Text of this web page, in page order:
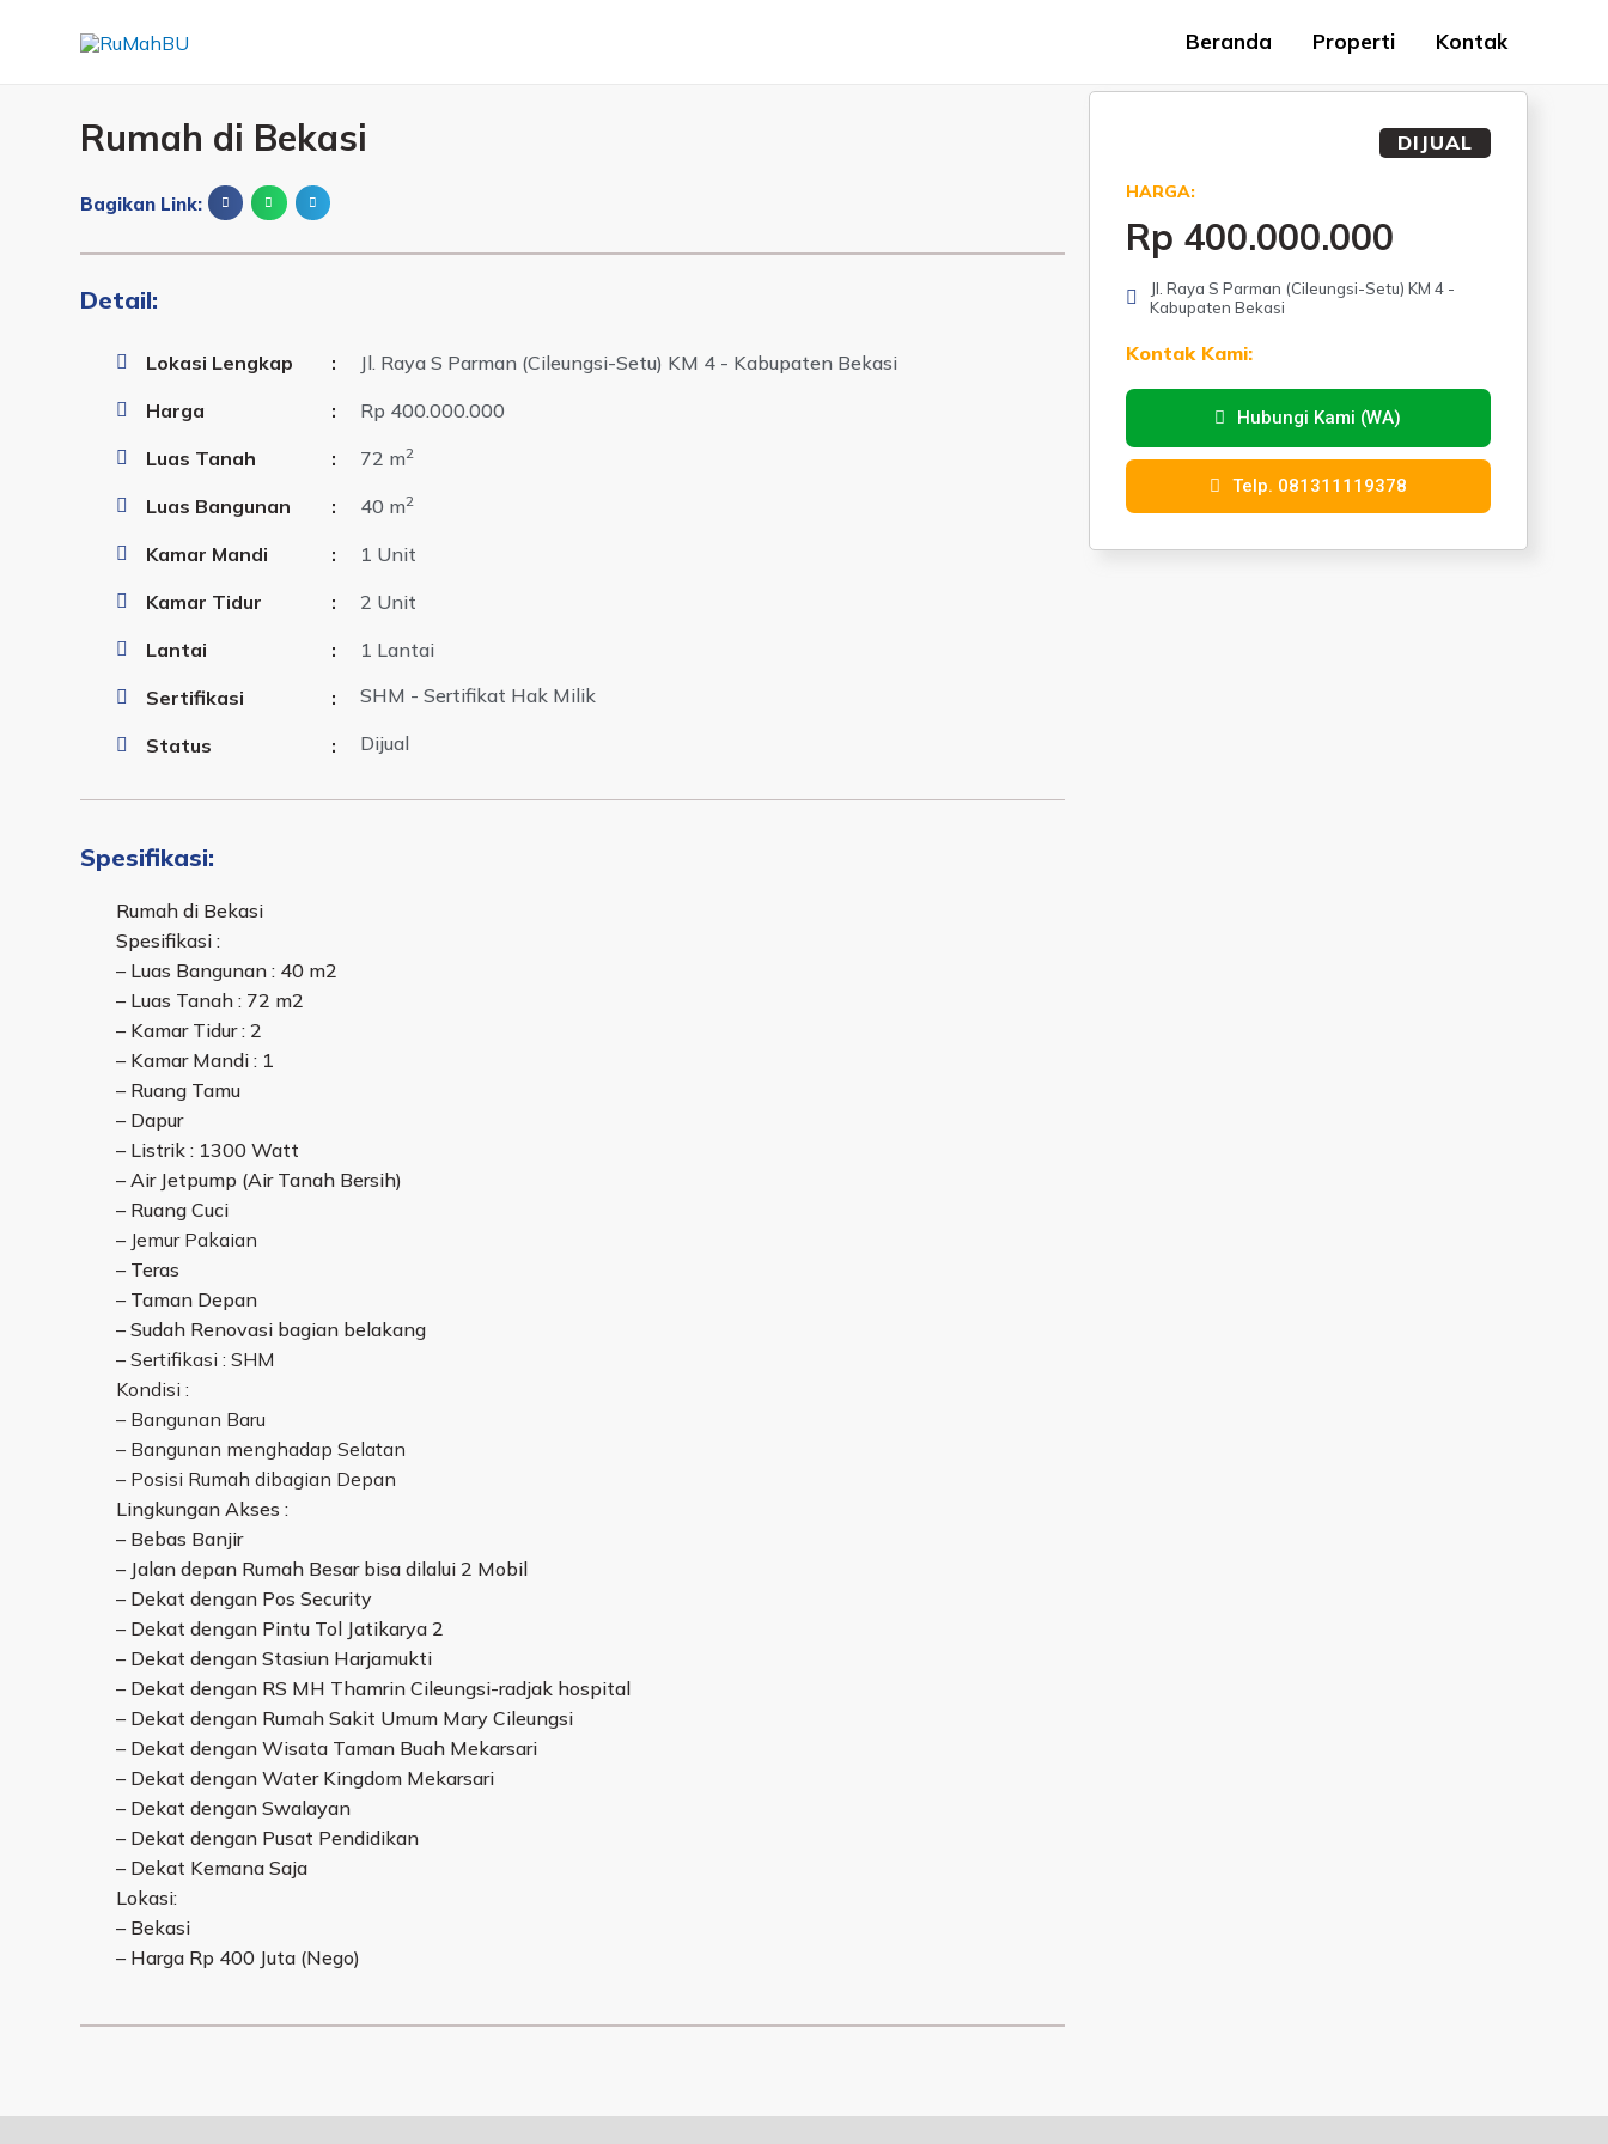
Beranda Properti Kontak
Rumah di Bekasi
Bagikan Link:
Detail:
Lokasi Lengkap :
Jl. Raya S Parman (Cileungsi-Setu) KM 4 - Kabupaten Bekasi
Harga
:
Rp 400.000.000
Luas Tanah
: 72 m2
Luas Bangunan : 40 m2
Kamar Mandi :
1 Unit
Kamar Tidur
:
2 Unit
Lantai
:
1 Lantai
Sertifikasi
: SHM - Sertifikat Hak Milik
Status : Dijual
Spesifikasi:
Rumah di Bekasi
Spesifikasi :
– Luas Bangunan : 40 m2
– Luas Tanah : 72 m2
– Kamar Tidur : 2
– Kamar Mandi : 1
– Ruang Tamu
– Dapur
– Listrik : 1300 Watt
– Air Jetpump (Air Tanah Bersih)
– Ruang Cuci
– Jemur Pakaian
– Teras
– Taman Depan
– Sudah Renovasi bagian belakang
– Sertifikasi : SHM
Kondisi :
– Bangunan Baru
– Bangunan menghadap Selatan
– Posisi Rumah dibagian Depan
Lingkungan Akses :
– Bebas Banjir
– Jalan depan Rumah Besar bisa dilalui 2 Mobil
– Dekat dengan Pos Security
– Dekat dengan Pintu Tol Jatikarya 2
– Dekat dengan Stasiun Harjamukti
– Dekat dengan RS MH Thamrin Cileungsi-radjak hospital
– Dekat dengan Rumah Sakit Umum Mary Cileungsi
– Dekat dengan Wisata Taman Buah Mekarsari
– Dekat dengan Water Kingdom Mekarsari
– Dekat dengan Swalayan
– Dekat dengan Pusat Pendidikan
– Dekat Kemana Saja
Lokasi:
– Bekasi
– Harga Rp 400 Juta (Nego)
DIJUAL
HARGA:
Rp 400.000.000
Jl. Raya S Parman (Cileungsi-Setu) KM 4 -
Kabupaten Bekasi
Kontak Kami:
Hubungi Kami (WA)
Telp. 081311119378